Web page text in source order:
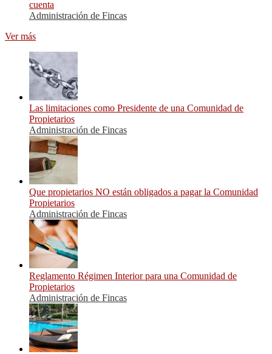
cuenta
Administración de Fincas
Ver más
Las limitaciones como Presidente de una Comunidad de
Propietarios
Administración de Fincas
Que propietarios NO están obligados a pagar la Comunidad
Propietarios
Administración de Fincas
Reglamento Régimen Interior para una Comunidad de
Propietarios
Administración de Fincas